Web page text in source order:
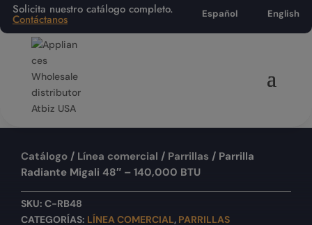
Solicita nuestro catálogo completo.
Contáctanos Español English
Catálogo / Línea comercial / Parrillas / Parrilla
Radiante Migali 48″ – 140,000 BTU
SKU: C-RB48
CATEGORÍAS: LÍNEA COMERCIAL, PARRILLAS